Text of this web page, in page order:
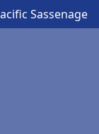
Sassenage